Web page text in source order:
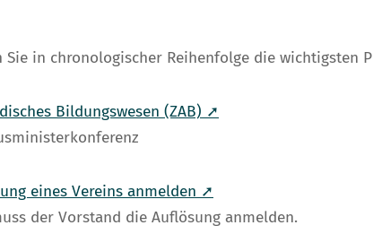
Sie in chronologischer Reihenfolge die wichtigsten
Bildungswesen (ZAB) ➚
eines Vereins anmelden ➚
der Vorstand die Auflösung anmelden.